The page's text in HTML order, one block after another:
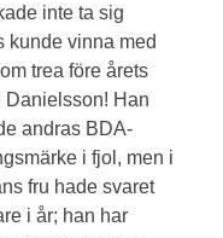
inte ta sig
kunde vinna med
trea före årets
Danielsson! Han
andras BDA-
i fjol, men i
fru hade svaret
i år; han har